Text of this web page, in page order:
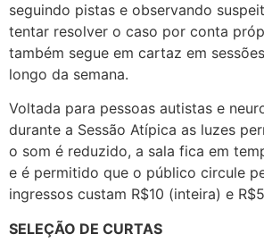
seguindo pistas e observando
tentar resolver o caso por conta
também segue em cartaz em
longo da semana.
Voltada para pessoas autistas e
durante a Sessão Atípica as luzes
o som é reduzido, a sala fica em
e é permitido que o público circule
ingressos custam R$10 (inteira) e
SELEÇÃO DE CURTAS